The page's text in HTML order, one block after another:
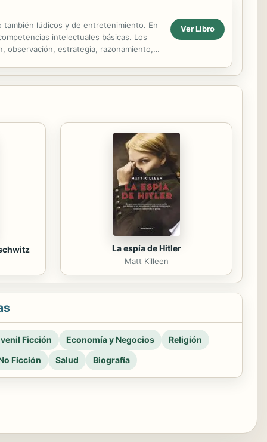
lúdicos y de entretenimiento. En
intelectuales básicas. Los
observación, estrategia, razonamiento,
Ver Libro
La espía de Hitler
Matt Killeen
Ficción Economía y Negocios
Religión
Ficción
Salud Biografía